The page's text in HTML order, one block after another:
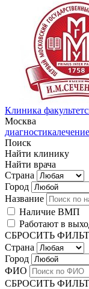
Клиника
Москва
диагностикалечение
Поиск
Найти клинику
Найти врача
Страна
Город
Название
Наличие ВМП
Работают в
СБРОСИТЬ
Страна
Город
ФИО
СБРОСИТЬ